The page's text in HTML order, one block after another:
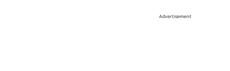
Advertisement